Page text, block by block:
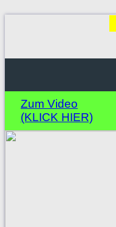
Zum Video
(KLICK HIER)